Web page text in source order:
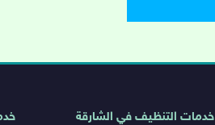
خدمات التنظيف في الشارقة